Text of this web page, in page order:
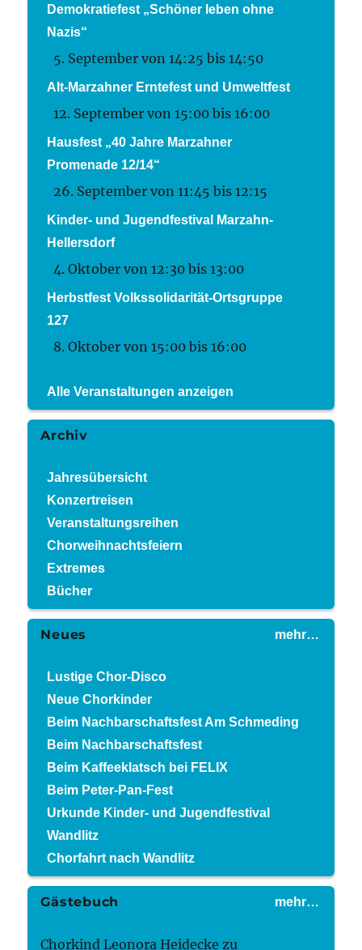
Demokratiefest „Schöner leben ohne
Nazis“
5. September von 14:25 bis14:50
Alt-Marzahner Erntefest und Umweltfest
12. September von 15:00 bis16:00
Hausfest „40 Jahre Marzahner
Promenade 12/14“
26. September von 11:45 bis12:15
Kinder- und Jugendfestival Marzahn-
Hellersdorf
4. Oktober von 12:30 bis13:00
Herbstfest Volkssolidarität-Ortsgruppe
127
8. Oktober von 15:00 bis16:00
Alle Veranstaltungen anzeigen
Archiv
Jahresübersicht
Konzertreisen
Veranstaltungsreihen
Chorweihnachtsfeiern
Extremes
Bücher
mehr…
Neues
Lustige Chor-Disco
Neue Chorkinder
Beim Nachbarschaftsfest Am Schmeding
Beim Nachbarschaftsfest
Beim Kaffeeklatsch bei FELIX
Beim Peter-Pan-Fest
Urkunde Kinder- und Jugendfestival
Wandlitz
Chorfahrt nach Wandlitz
mehr…
Gästebuch
Chorkind Leonora Heidecke zu